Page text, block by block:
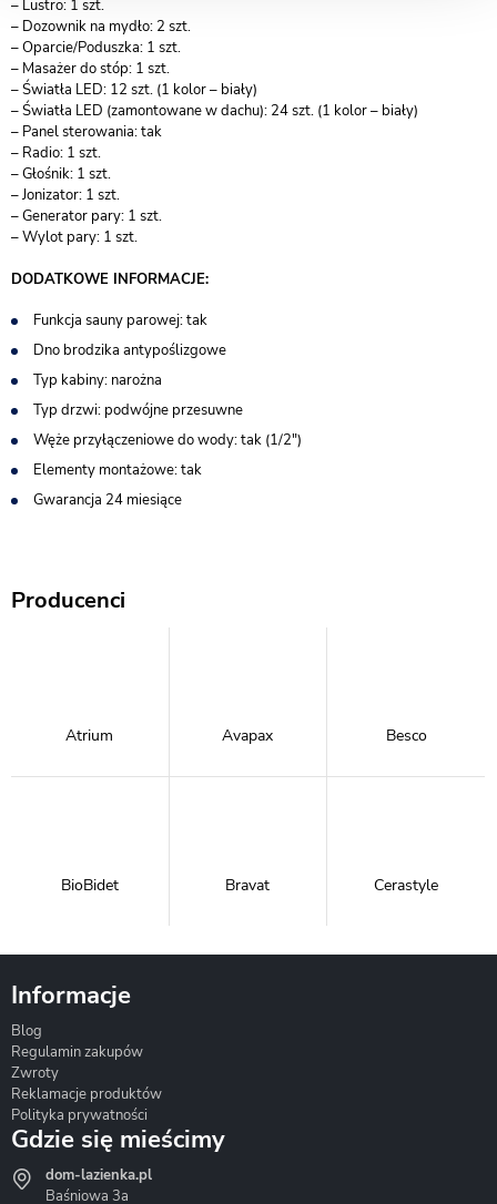
– Lustro: 1 szt.
– Dozownik na mydło: 2 szt.
– Oparcie/Poduszka: 1 szt.
– Masażer do stóp: 1 szt.
– Światła LED: 12 szt. (1 kolor – biały)
– Światła LED (zamontowane w dachu): 24 szt. (1 kolor – biały)
– Panel sterowania: tak
– Radio: 1 szt.
– Głośnik: 1 szt.
– Jonizator: 1 szt.
– Generator pary: 1 szt.
– Wylot pary: 1 szt.
DODATKOWE INFORMACJE:
Funkcja sauny parowej: tak
Dno brodzika antypoślizgowe
Typ kabiny: narożna
Typ drzwi: podwójne przesuwne
Węże przyłączeniowe do wody: tak (1/2″)
Elementy montażowe: tak
Gwarancja 24 miesiące
Producenci
Atrium Avapax Besco
BioBidet Bravat Cerastyle
Hydrostop
Informacje
Blog
Regulamin zakupów
Zwroty
Reklamacje produktów
Polityka prywatności
Gdzie się mieścimy
dom-lazienka.pl
Baśniowa 3a